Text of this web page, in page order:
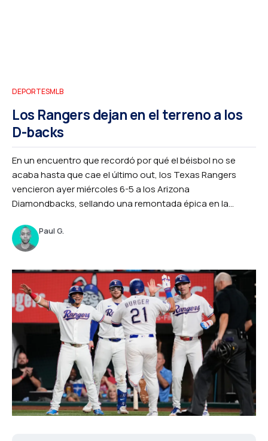
DEPORTESMLB
Los Rangers dejan en el terreno a los
D-backs
En un encuentro que recordó por qué el béisbol no se
acaba hasta que cae el último out, los Texas Rangers
vencieron ayer miércoles 6-5 a los Arizona
Diamondbacks, sellando una remontada épica en la...
Paul G.